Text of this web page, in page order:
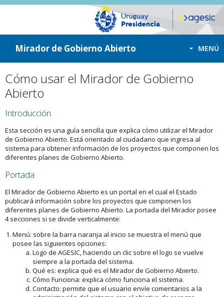
ir a contenido
ir al menú
Mirador de Gobierno Abierto MENÚ
Cómo usar el Mirador de Gobierno
Abierto
Introducción
Esta sección es una guía sencilla que explica cómo utilizar el Mirador
de Gobierno Abierto. Está orientado al ciudadano que ingresa al
sistema para obtener información de los proyectos que componen los
diferentes planes de Gobierno Abierto.
Portada
El Mirador de Gobierno Abierto es un portal en el cual el Estado
publicará información sobre los proyectos que componen los
diferentes planes de Gobierno Abierto. La portada del Mirador posee
4 secciones si se divide verticalmente:
Menú: sobre la barra naranja al inicio se muestra el menú que
posee las siguientes opciones:
Logo de AGESIC, haciendo un clic sobre el logo se vuelve
siempre a la portada del sistema.
Qué es: explica qué es el Mirador de Gobierno Abierto.
Cómo Funciona: explica cómo funciona el sistema.
Contacto: permite que el usuario envíe comentarios a la